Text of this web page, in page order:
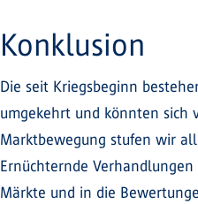
Konklusion
Die seit Kriegsbeginn
umgekehrt und könnten sich
Marktbewegung stufen wir
Ernüchternde
Märkte und in die